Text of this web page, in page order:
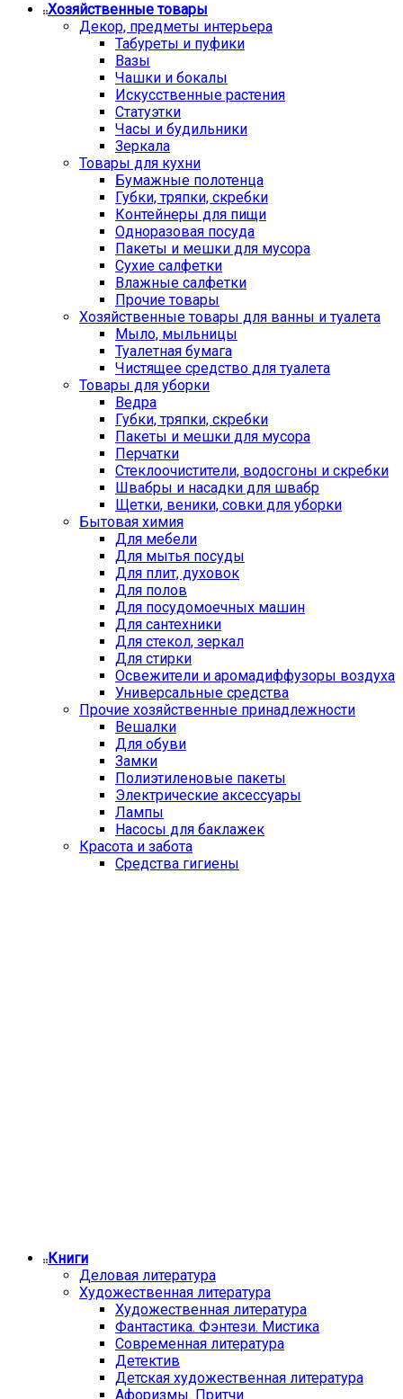
Хозяйственные товары
Декор, предметы интерьера
Табуреты и пуфики
Вазы
Чашки и бокалы
Искусственные растения
Статуэтки
Часы и будильники
Зеркала
Товары для кухни
Бумажные полотенца
Губки, тряпки, скребки
Контейнеры для пищи
Одноразовая посуда
Пакеты и мешки для мусора
Сухие салфетки
Влажные салфетки
Прочие товары
Хозяйственные товары для ванны и туалета
Мыло, мыльницы
Туалетная бумага
Чистящее средство для туалета
Товары для уборки
Ведра
Губки, тряпки, скребки
Пакеты и мешки для мусора
Перчатки
Стеклоочистители, водосгоны и скребки
Швабры и насадки для швабр
Щетки, веники, совки для уборки
Бытовая химия
Для мебели
Для мытья посуды
Для плит, духовок
Для полов
Для посудомоечных машин
Для сантехники
Для стекол, зеркал
Для стирки
Освежители и аромадиффузоры воздуха
Универсальные средства
Прочие хозяйственные принадлежности
Вешалки
Для обуви
Замки
Полиэтиленовые пакеты
Электрические аксессуары
Лампы
Насосы для баклажек
Красота и забота
Средства гигиены
Книги
Деловая литература
Художественная литература
Художественная литература
Фантастика. Фэнтези. Мистика
Современная литература
Детектив
Детская художественная литература
Афоризмы. Притчи